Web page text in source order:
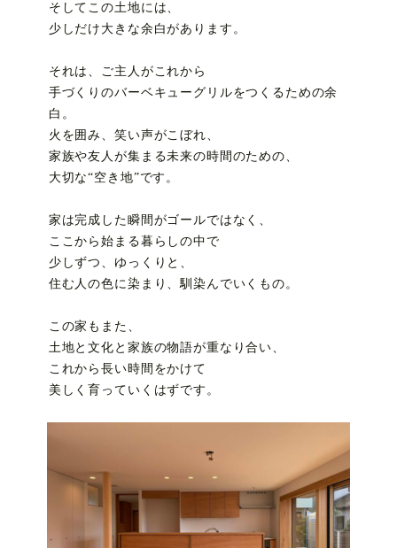
そしてこの土地には、
少しだけ大きな余白があります。
それは、ご主人がこれから
手づくりのバーベキューグリルをつくるための余
白。
火を囲み、笑い声がこぼれ、
家族や友人が集まる未来の時間のための、
大切な“空き地”です。
家は完成した瞬間がゴールではなく、
ここから始まる暮らしの中で
少しずつ、ゆっくりと、
住む人の色に染まり、馴染んでいくもの。
この家もまた、
土地と文化と家族の物語が重なり合い、
これから長い時間をかけて
美しく育っていくはずです。